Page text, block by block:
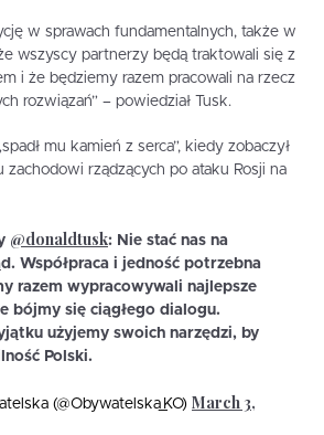
w sprawach fundamentalnych, także w
wszyscy partnerzy będą traktowali się z
i że będziemy razem pracowali na rzecz
rozwiązań” – powiedział Tusk.
mu kamień z serca”, kiedy zobaczył
rządzących po ataku Rosji na
@donaldtusk: Nie stać nas na
Współpraca i jedność potrzebna
razem wypracowywali najlepsze
bójmy się ciągłego dialogu.
użyjemy swoich narzędzi, by
Polski.
(@Obywatelska_KO) March 3,